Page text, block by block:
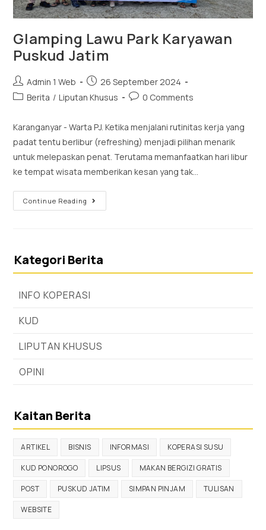
Glamping Lawu Park Karyawan
Puskud Jatim
Admin 1 Web
26 September 2024
Berita / Liputan Khusus 0 Comments
Karanganyar - Warta PJ. Ketika menjalani rutinitas kerja yang
padat tentu berlibur (refreshing) menjadi pilihan menarik
untuk melepaskan penat. Terutama memanfaatkan hari libur
ke tempat wisata memberikan kesan yang tak…
Continue Reading
Kategori Berita
INFO KOPERASI
KUD
LIPUTAN KHUSUS
OPINI
Kaitan Berita
ARTIKEL BISNIS INFORMASI KOPERASI SUSU
KUD PONOROGO LIPSUS MAKAN BERGIZI GRATIS
POST PUSKUD JATIM SIMPAN PINJAM TULISAN
WEBSITE